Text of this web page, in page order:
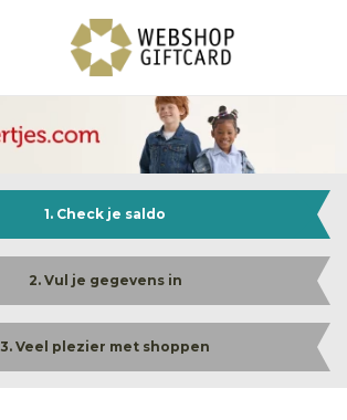
1. Check je saldo
2. Vul je gegevens in
3. Veel plezier met shoppen